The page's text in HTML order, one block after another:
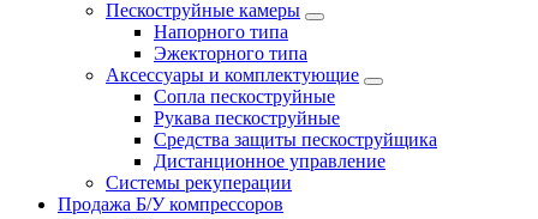
Пескоструйные камеры
Напорного типа
Эжекторного типа
Аксессуары и комплектующие
Сопла пескоструйные
Рукава пескоструйные
Средства защиты пескоструйщика
Дистанционное управление
Системы рекуперации
Продажа Б/У компрессоров